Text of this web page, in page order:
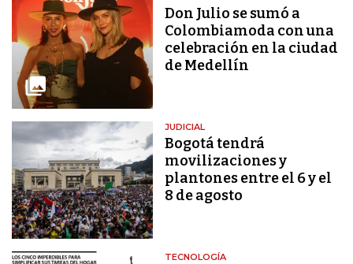
Don Julio se sumó a
Colombiamoda con una
celebración en la ciudad
de Medellín
JUDICIAL
Bogotá tendrá
movilizaciones y
plantones entre el 6 y el
8 de agosto
TECNOLOGÍA